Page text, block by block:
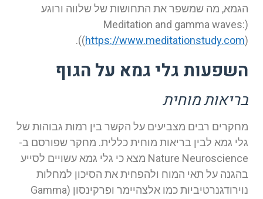
הגמא, מה שמשפר את התחושות של שלווה ורוגע
(Meditation and gamma waves:
(https://www.meditationstudy.com)).
השפעות גלי גמא על הגוף
בריאות מוחית
מחקרים רבים מצביעים על הקשר בין רמות גבוהות של
גלי גמא לבין בריאות מוחית כללית. מחקר שפורסם ב-
Nature Neuroscience מצא כי גלי גמא עשויים לסייע
בהגנה על תאי המוח ולהפחית את הסיכון למחלות
נוירודגנרטיביות כמו אלצהיימר ופרקינסון (Gamma